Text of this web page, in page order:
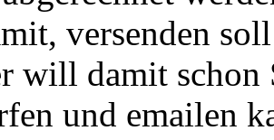
versenden
will damit schon
und emailen